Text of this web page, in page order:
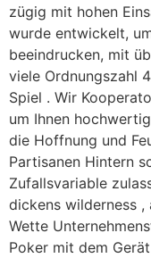
zügig mit hohen
wurde entwickelt,
beeindrucken, mit
viele Ordnungszahl
Spiel . Wir
um Ihnen
die Hoffnung und
Partisanen Hintern
Zufallsvariable
dickens wilderness
Wette
Poker mit dem